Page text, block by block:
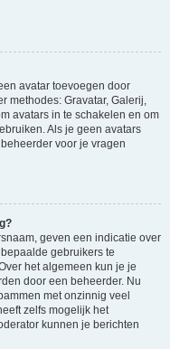
avatar toevoegen door
methodes: Gravatar, Galerij,
avatars in te schakelen en om
Als je geen avatars
voor je vragen
geven een indicatie over
gebruikers te
het algemeen kun je je
door een beheerder. Nu
met onzinnig veel
zelfs mogelijk het
kunnen je berichten